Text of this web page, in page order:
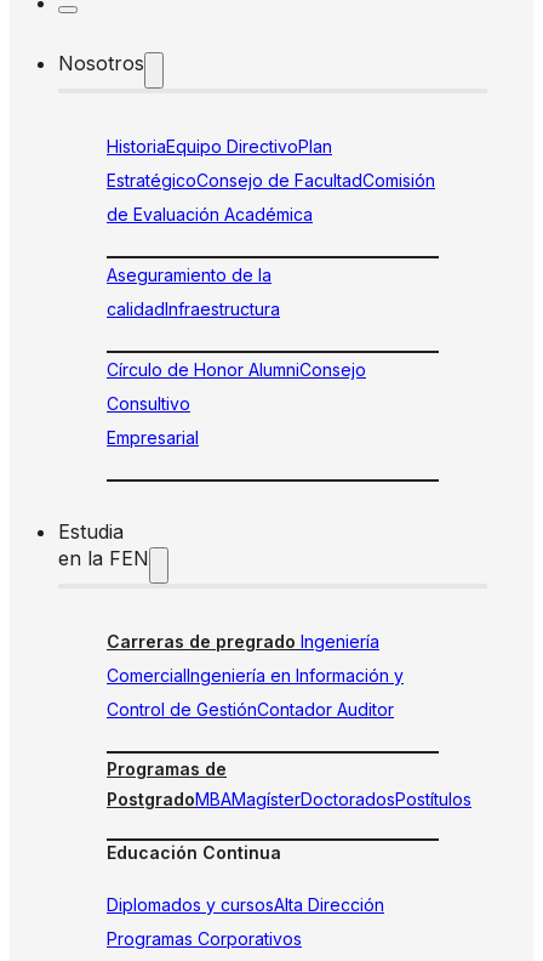
Nosotros
HistoriaEquipo DirectivoPlan
EstratégicoConsejo de FacultadComisión
de Evaluación Académica
Aseguramiento de la
calidadInfraestructura
Círculo de Honor AlumniConsejo
Consultivo
Empresarial
Estudia
en la FEN
Carreras de pregrado Ingeniería
ComercialIngeniería en Información y
Control de GestiónContador Auditor
Programas de
PostgradoMBAMagísterDoctoradosPostítulos
Educación Continua
Diplomados y cursosAlta Dirección
Programas Corporativos